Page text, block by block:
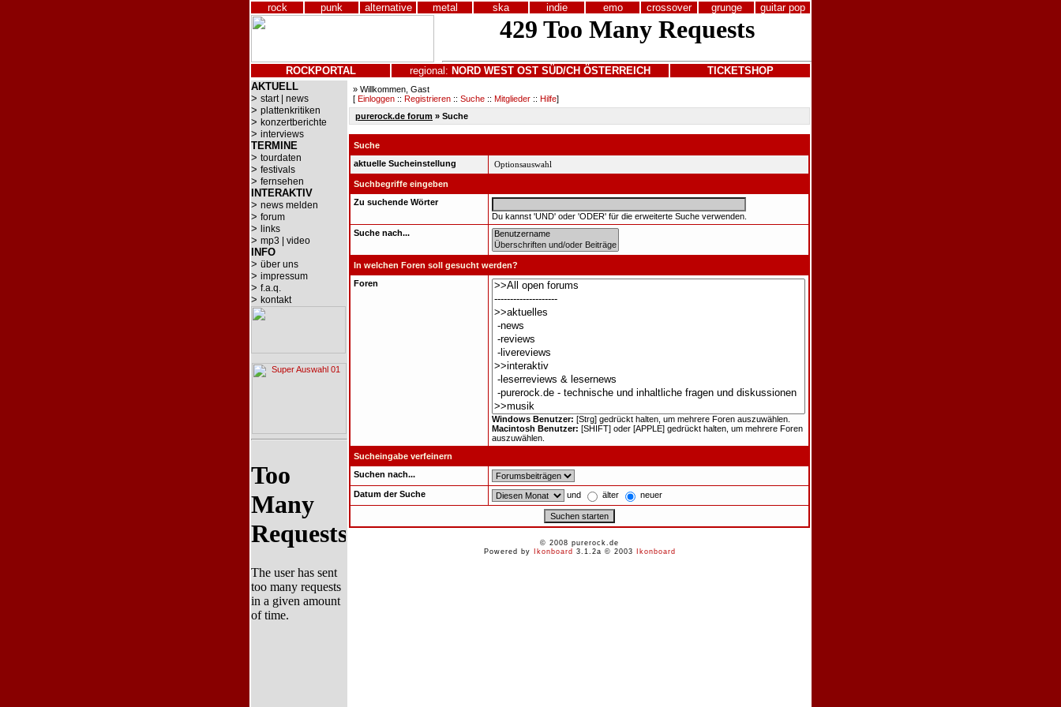
rock punk alternative metal ska indie emo crossover grunge guitar pop
ROCKPORTAL regional: NORD WEST OST SÜD/CH ÖSTERREICH
TICKETSHOP
AKTUELL
> start | news
> plattenkritiken
> konzertberichte
> interviews
TERMINE
> tourdaten
> festivals
> fernsehen
INTERAKTIV
> news melden
> forum
> links
> mp3 | video
INFO
> über uns
> impressum
> f.a.q.
> kontakt
» Willkommen, Gast
[ Einloggen :: Registrieren :: Suche :: Mitglieder :: Hilfe]
purerock.de forum » Suche
Suche
aktuelle Sucheinstellung
Suchbegriffe eingeben
Zu suchende Wörter
Du kannst 'UND' oder 'ODER' für die erweiterte Suche verwenden.
Suche nach...
In welchen Foren soll gesucht werden?
Foren
Windows Benutzer: [Strg] gedrückt halten, um mehrere Foren auszuwählen.
Macintosh Benutzer: [SHIFT] oder [APPLE] gedrückt halten, um mehrere Foren
auszuwählen.
Sucheingabe verfeinern
Suchen nach...
Datum der Suche und älter neuer
© 2008 purerock.de
Powered by
Ikonboard 3.1.2a © 2003 Ikonboard